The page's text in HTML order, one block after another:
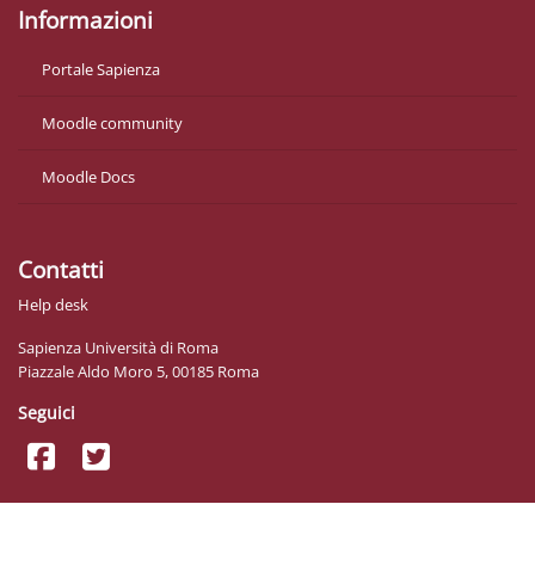
Informazioni
Portale Sapienza
Moodle community
Moodle Docs
Contatti
Help desk
Sapienza Università di Roma
Piazzale Aldo Moro 5, 00185 Roma
Seguici